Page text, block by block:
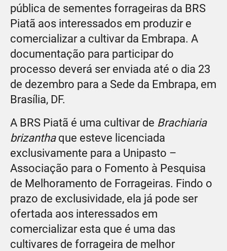
pública de sementes forrageiras da BRS
Piatã aos interessados em produzir e
comercializar a cultivar da Embrapa. A
documentação para participar do
processo deverá ser enviada até o dia 23
de dezembro para a Sede da Embrapa, em
Brasília, DF.
A BRS Piatã é uma cultivar de Brachiaria
brizanthaque esteve licenciada
exclusivamente para a Unipasto –
Associação para o Fomento à Pesquisa
de Melhoramento de Forrageiras. Findo o
prazo de exclusividade, ela já pode ser
ofertada aos interessados em
comercializar esta que é uma das
cultivares de forrageira de melhor